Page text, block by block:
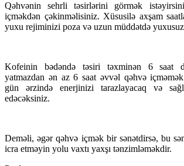
Qəhvənin sehrli təsirlərini görmək
içməkdən çəkinməlisiniz. Xüsusilə axşam
yuxu rejiminizi poza və uzun müddətdə
Kofeinin bədəndə təsiri təxminən 6 saat
yatmazdan ən az 6 saat əvvəl qəhvə
gün ərzində enerjinizi tarazlayacaq və
edəcəksiniz.
Deməli, əgər qəhvə içmək bir sənətdirsə, bu
icra etməyin yolu vaxtı yaxşı tənzimləməkdir.